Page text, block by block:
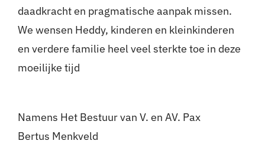
daadkracht en pragmatische aanpak missen.
We wensen Heddy, kinderen en kleinkinderen
en verdere familie heel veel sterkte toe in deze
moeilijke tijd
Namens Het Bestuur van V. en AV. Pax
Bertus Menkveld